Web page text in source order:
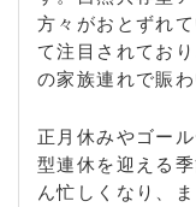
方々がおとずれ
て注目されてお
の家族連れで賑
正月休みやゴー
型連休を迎える
ん忙しくなり、